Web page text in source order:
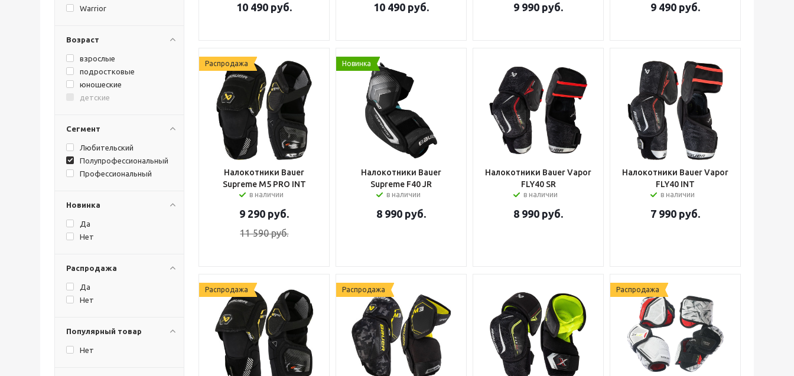
Warrior
Возраст
взрослые
подростковые
юношеские
детские
Сегмент
Любительский
Полупрофессиональный
Профессиональный
Новинка
Да
Нет
Распродажа
Да
Нет
Популярный товар
Нет
10 490 руб. 10 490 руб. 9 990 руб. 9 490 руб.
Распродажа
Налокотники Bauer
Supreme M5 PRO INT
в наличии
9 290 руб.
11 590руб.
Новинка
Налокотники Bauer
Supreme F40 JR
в наличии
8 990 руб.
Налокотники Bauer Vapor
FLY40 SR
в наличии
8 990 руб.
Налокотники Bauer Vapor
FLY40 INT
в наличии
7 990 руб.
Распродажа Распродажа Распродажа